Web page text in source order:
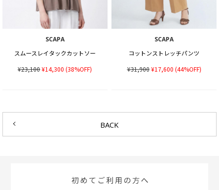
SCAPA
スムースレイタックカットソー
¥23,100¥14,300 (38%OFF)
SCAPA
コットンストレッチパンツ
¥31,900¥17,600 (44%OFF)
BACK